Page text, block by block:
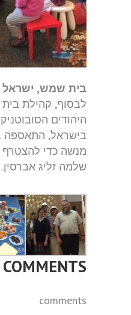
בית שמש, ישראל
לבסוף, קהילת
היהודים
בישראל, התאספה
מנשה כדי להצטרף
שלמה זליג אברסין.
COMMENTS
comments